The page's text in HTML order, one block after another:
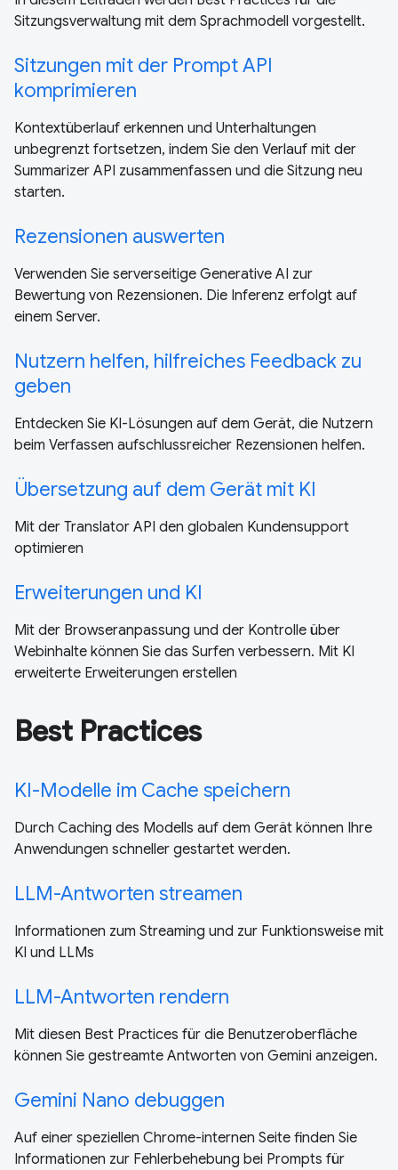
Sitzungsverwaltung mit dem Sprachmodell vorgestellt.
Sitzungen mit der Prompt API
komprimieren
Kontextüberlauf erkennen und Unterhaltungen
unbegrenzt fortsetzen, indem Sie den Verlauf mit der
Summarizer API zusammenfassen und die Sitzung neu
starten.
Rezensionen auswerten
Verwenden Sie serverseitige Generative AI zur
Bewertung von Rezensionen. Die Inferenz erfolgt auf
einem Server.
Nutzern helfen, hilfreiches Feedback zu
geben
Entdecken Sie KI-Lösungen auf dem Gerät, die Nutzern
beim Verfassen aufschlussreicher Rezensionen helfen.
Übersetzung auf dem Gerät mit KI
Mit der Translator API den globalen Kundensupport
optimieren
Erweiterungen und KI
Mit der Browseranpassung und der Kontrolle über
Webinhalte können Sie das Surfen verbessern. Mit KI
erweiterte Erweiterungen erstellen
Best Practices
KI-Modelle im Cache speichern
Durch Caching des Modells auf dem Gerät können Ihre
Anwendungen schneller gestartet werden.
LLM-Antworten streamen
Informationen zum Streaming und zur Funktionsweise mit
KI und LLMs
LLM-Antworten rendern
Mit diesen Best Practices für die Benutzeroberfläche
können Sie gestreamte Antworten von Gemini anzeigen.
Gemini Nano debuggen
Auf einer speziellen Chrome-internen Seite finden Sie
Informationen zur Fehlerbehebung bei Prompts für